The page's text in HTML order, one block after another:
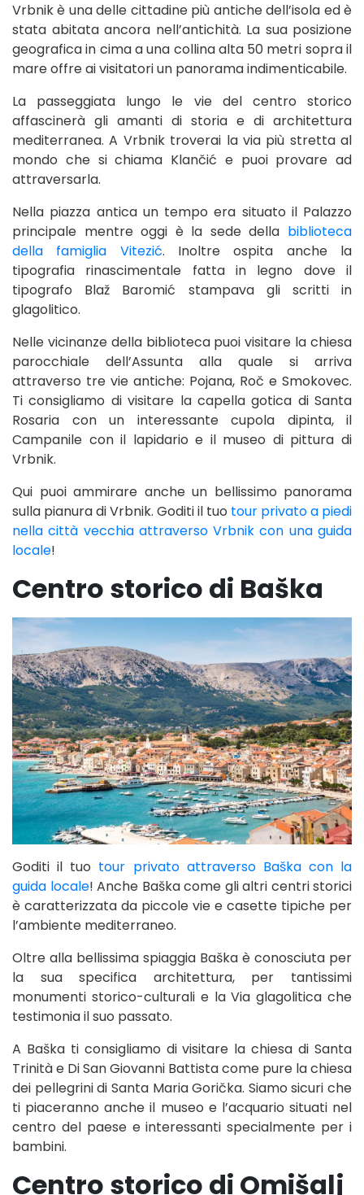
Vrbnik è una delle cittadine più antiche dell’isola ed è
stata abitata ancora nell’antichità. La sua posizione
geografica in cima a una collina alta 50 metri sopra il
mare offre ai visitatori un panorama indimenticabile.
La passeggiata lungo le vie del centro storico
affascinerà gli amanti di storia e di architettura
mediterranea. A Vrbnik troverai la via più stretta al
mondo che si chiama Klančić e puoi provare ad
attraversarla.
Nella piazza antica un tempo era situato il Palazzo
principale mentre oggi è la sede della biblioteca
della famiglia Vitezić. Inoltre ospita anche la
tipografia rinascimentale fatta in legno dove il
tipografo Blaž Baromić stampava gli scritti in
glagolitico.
Nelle vicinanze della biblioteca puoi visitare la chiesa
parocchiale dell’Assunta alla quale si arriva
attraverso tre vie antiche: Pojana, Roč e Smokovec.
Ti consigliamo di visitare la capella gotica di Santa
Rosaria con un interessante cupola dipinta, il
Campanile con il lapidario e il museo di pittura di
Vrbnik.
Qui puoi ammirare anche un bellissimo panorama
sulla pianura di Vrbnik. Goditi il tuo tour privato a piedi
nella città vecchia attraverso Vrbnik con una guida
locale!
Centro storico di Baška
Goditi il tuo tour privato attraverso Baška con la
guida locale! Anche Baška come gli altri centri storici
è caratterizzata da piccole vie e casette tipiche per
l’ambiente mediterraneo.
Oltre alla bellissima spiaggia Baška è conosciuta per
la sua specifica architettura, per tantissimi
monumenti storico-culturali e la Via glagolitica che
testimonia il suo passato.
A Baška ti consigliamo di visitare la chiesa di Santa
Trinità e Di San Giovanni Battista come pure la chiesa
dei pellegrini di Santa Maria Gorička. Siamo sicuri che
ti piaceranno anche il museo e l’acquario situati nel
centro del paese e interessanti specialmente per i
bambini.
Centro storico di Omišalj